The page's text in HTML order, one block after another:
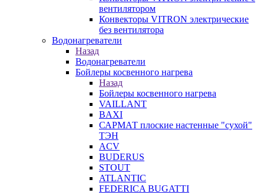
вентилятором
Конвекторы VITRON электрические
без вентилятора
Водонагреватели
Назад
Водонагреватели
Бойлеры косвенного нагрева
Назад
Бойлеры косвенного нагрева
VAILLANT
BAXI
САРМАТ плоские настенные "сухой"
ТЭН
ACV
BUDERUS
STOUT
ATLANTIC
FEDERICA BUGATTI